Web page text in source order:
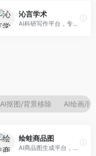
沁言学术
AI科研写作平台，专注于学术研究辅助。面向研究生和科研工作者，提供文献分析、研究方法指导、论文撰写等服务，学术资源丰富，研究支持全面。
AI抠图/背景移除 AI绘画/图
绘蛙商品图
AI商品图生成平台，支持模特换装和场景生成。面向电商卖家，提供商品上身效果展示、场景化商品图生成等服务，电商营销效果显著。